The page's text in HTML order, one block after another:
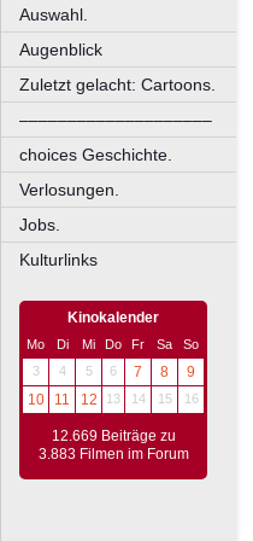
Auswahl.
Augenblick
Zuletzt gelacht: Cartoons.
––––––––––––––––––––
choices Geschichte.
Verlosungen.
Jobs.
Kulturlinks
Kinokalender
Mo Di Mi Do Fr Sa
So
3
4 5 6 7 8
9
10
11 12 13 14 15 16
12.669 Beiträge zu
3.883 Filmen im Forum